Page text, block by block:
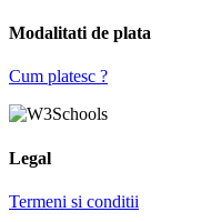
Modalitati de plata
Cum platesc ?
Legal
Termeni si conditii